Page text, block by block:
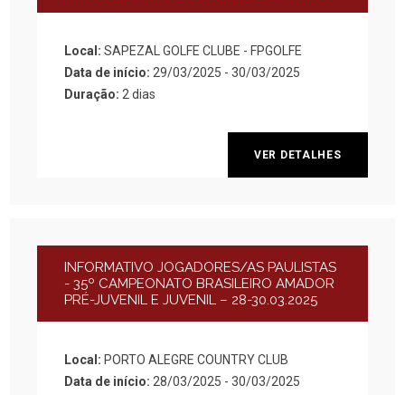
Local:SAPEZAL GOLFE CLUBE - FPGOLFE
Data de início: 29/03/2025 - 30/03/2025
Duração: 2 dias
VER DETALHES
INFORMATIVO JOGADORES/AS PAULISTAS
- 35º CAMPEONATO BRASILEIRO AMADOR
PRÉ-JUVENIL E JUVENIL – 28-30.03.2025
Local: PORTO ALEGRE COUNTRY CLUB
Data de início: 28/03/2025 - 30/03/2025